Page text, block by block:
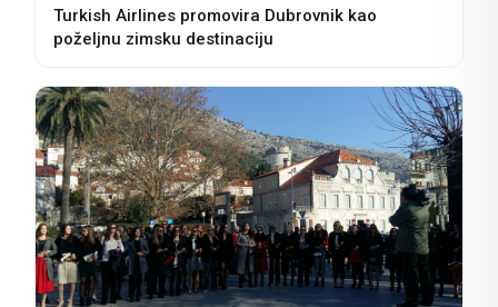
Turkish Airlines promovira Dubrovnik kao
poželjnu zimsku destinaciju